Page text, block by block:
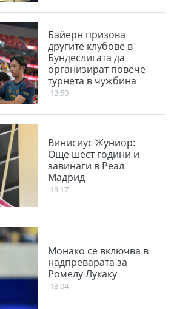
Байерн призова
другите клубове в
Бундеслигата да
организират повече
турнета в чужбина
13:50
Винисиус Жуниор:
Още шест години и
завинаги в Реал
Мадрид
13:17
Монако се включва в
надпреварата за
Ромелу Лукаку
13:04